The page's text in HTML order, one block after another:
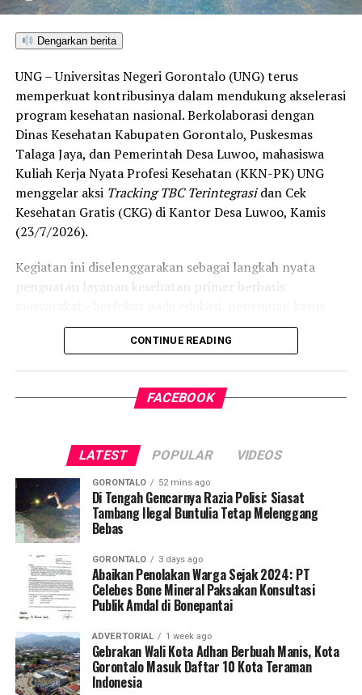
di Gorontalo masih berada pada kategori “Berkembang”
tertinggi di kawasan SulutGo sebagaimana dipaparkan
dalam Rakorwil TPAKD,” ungkap Wawali Indra Gobel
usai kegiatan.
Indra menambahkan, skor IKAD ini membuktikan bahwa
tingkat keterjangkauan, pemanfaatan, serta inklusivitas
layanan keuangan bagi masyarakat di Kota Gorontalo
berada di posisi terdepan.
menjadi indikator kuat atas keberhasilan pemerintah
daerah dalam mendorong masyarakat agar makin
fasilitas jasa keuangan yang berkelanjutan.
Dengarkan berita
UNG – Universitas Negeri Gorontalo (UNG) terus
memperkuat kontribusinya dalam mendukung akselerasi
program kesehatan nasional. Berkolaborasi dengan
Dinas Kesehatan Kabupaten Gorontalo, Puskesmas
Talaga Jaya, dan Pemerintah Desa Luwoo, mahasiswa
Kuliah Kerja Nyata Profesi Kesehatan (KKN-PK) UNG
menggelar aksi Tracking TBC Terintegrasidan Cek
Kesehatan Gratis (CKG) di Kantor Desa Luwoo, Kamis
(23/7/2026).
Kegiatan ini diselenggarakan sebagai langkah nyata
penguatan layanan kesehatan primer berbasis
case finding), deteksi dini, serta pemutusan rantai
penularan tuberkulosis (TBC) yang masih menjadi salah
Pelaksanaan program ini didampingi secara langsung
M.Kes., dr. Siti Rakhmatia P. Th. Kum, M.Biomed., Ns. Nur
Ayun R. Yusuf, S.Kep., M.Kep., dan Ns. Sartika, S.Kep.,
M.Kep. Pendampingan akademis ini memastikan seluruh
alur intervensi medis dan edukasi berjalan sesuai standar
prosedur operasional.
Koordinator Desa KKN-PK UNG Desa Luwoo, Taufik
Mohamad Nur, menyampaikan bahwa selain mengawal
teknis pelayanan medis, mahasiswa bertindak sebagai
edukator kesehatan masyarakat.
Penyuluhan difokuskan pada pemahaman mekanisme
penularan, pengenalan gejala awal, pentingnya
CONTINUE READING
FACEBOOK
LATEST POPULAR VIDEOS
GORONTALO 52 mins ago
Di Tengah Gencarnya Razia Polisi: Siasat
Tambang Ilegal Buntulia Tetap Melenggang
Bebas
GORONTALO 3 days ago
Abaikan Penolakan Warga Sejak 2024: PT
Celebes Bone Mineral Paksakan Konsultasi
Publik Amdal di Bonepantai
ADVERTORIAL 1 week ago
Gebrakan Wali Kota Adhan Berbuah Manis, Kota
Gorontalo Masuk Daftar 10 Kota Teraman
Indonesia